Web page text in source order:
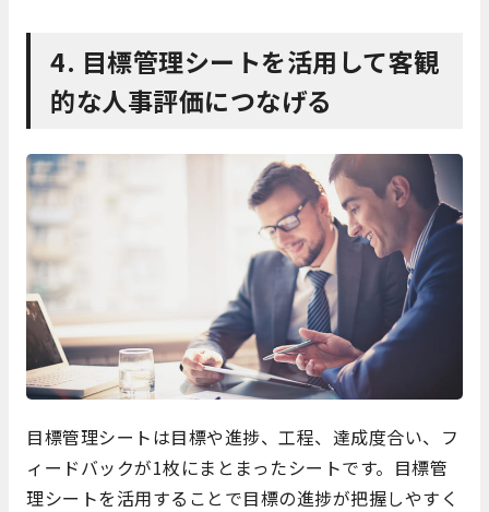
4. 目標管理シートを活用して客観
的な人事評価につなげる
目標管理シートは目標や進捗、工程、達成度合い、フ
ィードバックが1枚にまとまったシートです。目標管
理シートを活用することで目標の進捗が把握しやすく